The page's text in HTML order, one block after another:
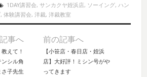
1DAY講習会, サンカクヤ姪浜店, ソーイング, ハン
,体験講習会,洋裁,洋裁教室
事へ
えて！
シル角
さ子先生
前の記事へ
【小笹店・春日店・姪浜
店】大好評！ミシン号がや
ってきます